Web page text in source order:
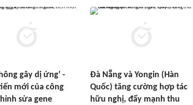
gây dị ứng' -
mới của công
sửa gene
Đà Nẵng và Yongin (Hàn
Quốc) tăng cường hợp tác
hữu nghị, đẩy mạnh thu